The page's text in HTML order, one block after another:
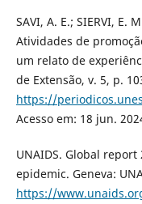
SAVI, A. E.; SIERVI, E.
Atividades de
um relato de
de Extensão, v. 5, p.
https://
Acesso em: 18 jun.
UNAIDS. Global
epidemic. Geneva:
https://